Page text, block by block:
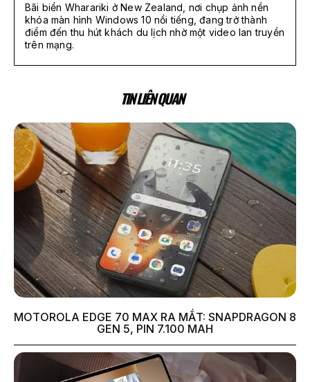
Bãi biển Wharariki ở New Zealand, nơi chụp ảnh nền
khóa màn hình Windows 10 nổi tiếng, đang trở thành
điểm đến thu hút khách du lịch nhờ một video lan truyền
trên mạng.
TIN LIÊN QUAN
MOTOROLA EDGE 70 MAX RA MẮT: SNAPDRAGON 8
GEN 5, PIN 7.100 MAH